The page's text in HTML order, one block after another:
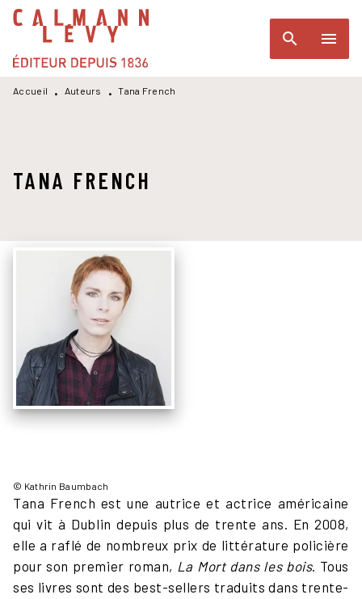
MENU RECHERCHE
PIED DE PAGE
search menu
Accueil • Auteurs • Tana French
TANA FRENCH
Tana French est une autrice et actrice américaine
qui vit à Dublin depuis plus de trente ans. En 2008,
elle a raflé de nombreux prix de littérature policière
pour son premier roman, La Mort dans les bois. Tous
ses livres sont des best-sellers traduits dans trente-
© Kathrin Baumbach